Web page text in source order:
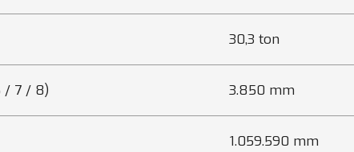
30,3 ton
/ 7 / 8) 3.850 mm
1.059.590 mm